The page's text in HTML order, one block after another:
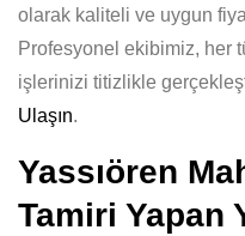
olarak kaliteli ve uygun
Profesyonel ekibimiz, her
işlerinizi titizlikle
Ulaşın.
Yassıören
Tamiri Yapan